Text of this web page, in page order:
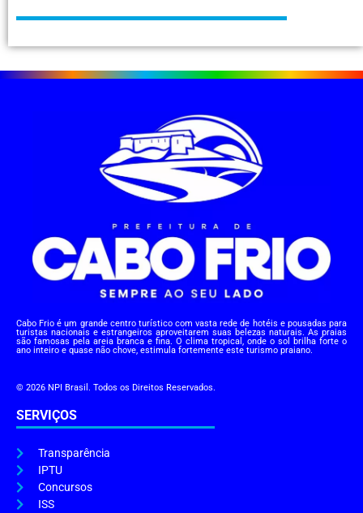
Cabo Frio é um grande centro turístico com vasta rede de hotéis e pousadas para
turistas nacionais e estrangeiros aproveitarem suas belezas naturais. As praias
são famosas pela areia branca e fina. O clima tropical, onde o sol brilha forte o
ano inteiro e quase não chove, estimula fortemente este turismo praiano.
© 2026 NPI Brasil. Todos os Direitos Reservados.
SERVIÇOS
Transparência
IPTU
Concursos
ISS